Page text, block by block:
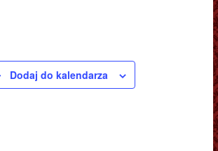
Dodaj do kalendarza